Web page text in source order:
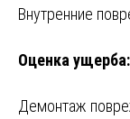
Внутренние
Оценка ущерба:
Демонтаж